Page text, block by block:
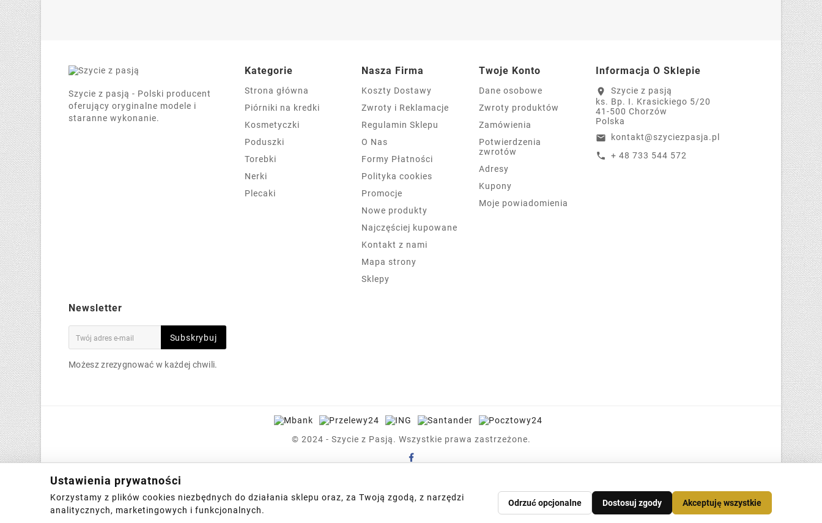
Szycie z pasją - Polski producent
oferujący oryginalne modele i
staranne wykonanie.
Kategorie
Strona główna
Piórniki na kredki
Kosmetyczki
Poduszki
Torebki
Nerki
Plecaki
Nasza Firma
Koszty Dostawy
Zwroty i Reklamacje
Regulamin Sklepu
O Nas
Formy Płatności
Polityka cookies
Promocje
Nowe produkty
Najczęściej kupowane
Kontakt z nami
Mapa strony
Sklepy
Twoje Konto
Dane osobowe
Zwroty produktów
Zamówienia
Potwierdzenia
zwrotów
Adresy
Kupony
Moje powiadomienia
Informacja O Sklepie
location_on
Szycie z pasją
ks. Bp. I. Krasickiego 5/20
41-500 Chorzów
Polska
email kontakt@szyciezpasja.pl
call + 48 733 544 572
Newsletter
Subskrybuj
Możesz zrezygnować w każdej chwili.
© 2024 - Szycie z Pasją. Wszystkie prawa zastrzeżone.
Ustawienia prywatności
Korzystamy z plików cookies niezbędnych do działania sklepu oraz, za Twoją zgodą, z narzędzi
analitycznych, marketingowych i funkcjonalnych.
Odrzuć opcjonalne Dostosuj zgody Akceptuję wszystkie